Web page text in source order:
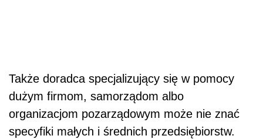
Także doradca specjalizujący się w pomocy
dużym firmom, samorządom albo
organizacjom pozarządowym może nie znać
specyfiki małych i średnich przedsiębiorstw.